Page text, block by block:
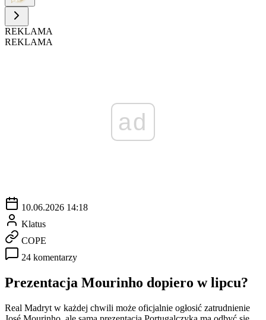
REKLAMA
REKLAMA
ad
10.06.2026 14:18
Klatus
COPE
24 komentarzy
Prezentacja Mourinho dopiero w lipcu?
Real Madryt w każdej chwili może oficjalnie ogłosić zatrudnienie